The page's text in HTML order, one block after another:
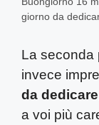
giorno da
La seconda
invece
da dedicare
a voi più